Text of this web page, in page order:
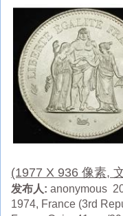
(1977 X 936 像素,
发布人: anonymous
1974, France (3rd